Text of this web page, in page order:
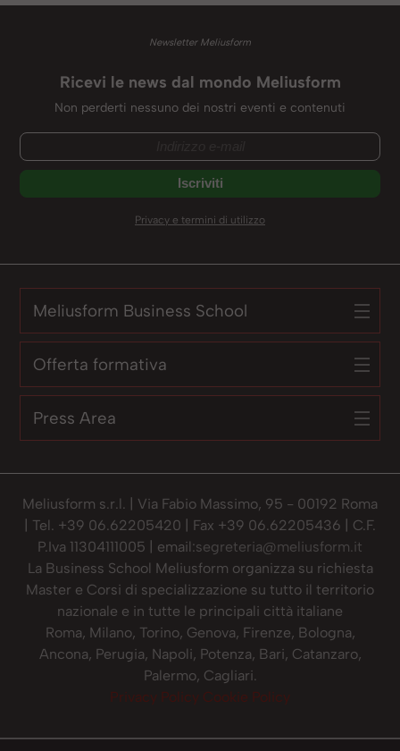
Newsletter Meliusform
Ricevi le news dal mondo Meliusform
Non perderti nessuno dei nostri eventi e contenuti
Privacy e termini di utilizzo
Meliusform Business School
Offerta formativa
Press Area
Meliusform s.r.l. | Via Fabio Massimo, 95 - 00192 Roma
| Tel. +39 06.62205420 | Fax +39 06.62205436 | C.F.
P.Iva 11304111005 | email:segreteria@meliusform.it
La Business School Meliusform organizza su richiesta
Master e Corsi di specializzazione su tutto il territorio
nazionale e in tutte le principali città italiane
Roma, Milano, Torino, Genova, Firenze, Bologna,
Ancona, Perugia, Napoli, Potenza, Bari, Catanzaro,
Palermo, Cagliari.
Privacy Policy Cookie Policy